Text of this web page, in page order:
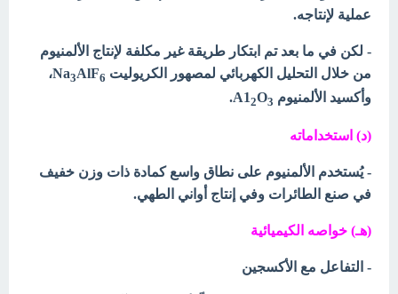
عملية لإنتاجه.
- لكن في ما بعد تم ابتكار طريقة غير مكلفة لإنتاج الألمنيوم
من خلال التحليل الكهربائي لمصهور الكريوليت Na
3AlF6
،
وأكسيد الألمنيوم A1
2O3
.
(د) استخداماته
- يُستخدم الألمنيوم على نطاق واسع كمادة ذات وزن خفيف
في صنع الطائرات وفي إنتاج أواني الطهي.
(هـ) خواصه الكيميائية
- التفاعل مع الأكسجين